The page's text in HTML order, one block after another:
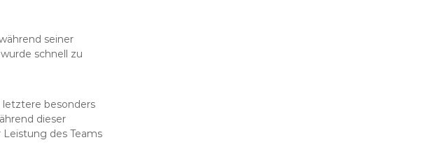
seiner
schnell zu
letztere besonders
dieser
des Teams